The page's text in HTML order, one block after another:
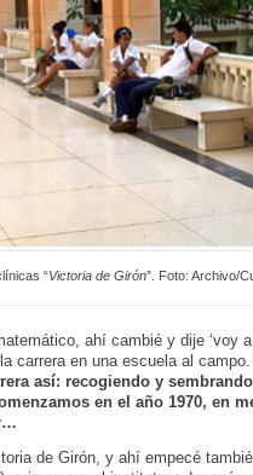
“Victoria de Girón”. Foto: Archivo/
ahí cambié y dije ‘voy
carrera en una escuela al
así: recogiendo y
en el año 1970, en
de Girón, y ahí empecé